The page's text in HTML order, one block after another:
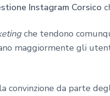
Instagram Corsico
che tendono
maggiormente gli
convinzione da parte